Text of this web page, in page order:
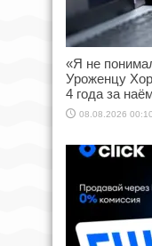
«Я не
Уроженцу
4 года за
08.08.2026 00:10